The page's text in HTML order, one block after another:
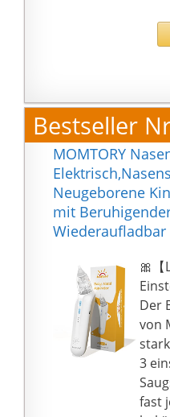
|
/
FREI
alle
Bestseller
MOMTORY
Neugeborene
mit
Wiederaufladbar
🎀
Der
von
3
fast